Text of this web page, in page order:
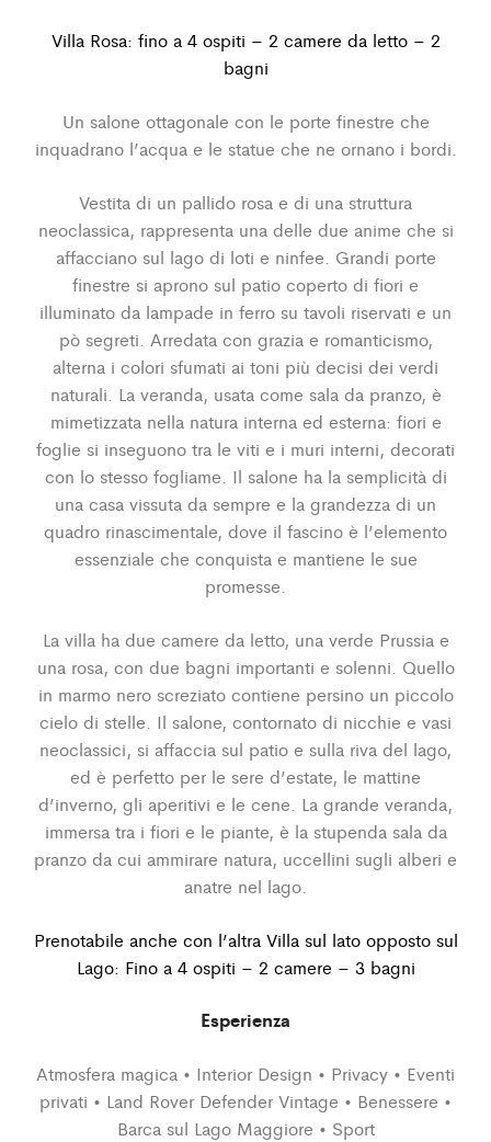
Villa Rosa: fino a 4 ospiti – 2 camere da letto – 2
bagni
Un salone ottagonale con le porte finestre che
inquadrano l’acqua e le statue che ne ornano i bordi.
Vestita di un pallido rosa e di una struttura
neoclassica, rappresenta una delle due anime che si
affacciano sul lago di loti e ninfee. Grandi porte
finestre si aprono sul patio coperto di fiori e
illuminato da lampade in ferro su tavoli riservati e un
pò segreti. Arredata con grazia e romanticismo,
alterna i colori sfumati ai toni più decisi dei verdi
naturali. La veranda, usata come sala da pranzo, è
mimetizzata nella natura interna ed esterna: fiori e
foglie si inseguono tra le viti e i muri interni, decorati
con lo stesso fogliame. Il salone ha la semplicità di
una casa vissuta da sempre e la grandezza di un
quadro rinascimentale, dove il fascino è l’elemento
essenziale che conquista e mantiene le sue
promesse.
La villa ha due camere da letto, una verde Prussia e
una rosa, con due bagni importanti e solenni. Quello
in marmo nero screziato contiene persino un piccolo
cielo di stelle. Il salone, contornato di nicchie e vasi
neoclassici, si affaccia sul patio e sulla riva del lago,
ed è perfetto per le sere d’estate, le mattine
d’inverno, gli aperitivi e le cene. La grande veranda,
immersa tra i fiori e le piante, è la stupenda sala da
pranzo da cui ammirare natura, uccellini sugli alberi e
anatre nel lago.
Prenotabile anche con l’altra Villa sul lato opposto sul
Lago: Fino a 4 ospiti – 2 camere – 3 bagni
Esperienza
Atmosfera magica • Interior Design • Privacy • Eventi
privati ​​• Land Rover Defender Vintage • Benessere •
Barca sul Lago Maggiore • Sport